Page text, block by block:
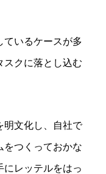
ているケースが多
スクに落とし込む
明文化し、自社で
をつくっておかな
にレッテルをはっ